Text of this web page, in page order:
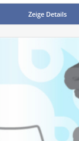
Zeige Details